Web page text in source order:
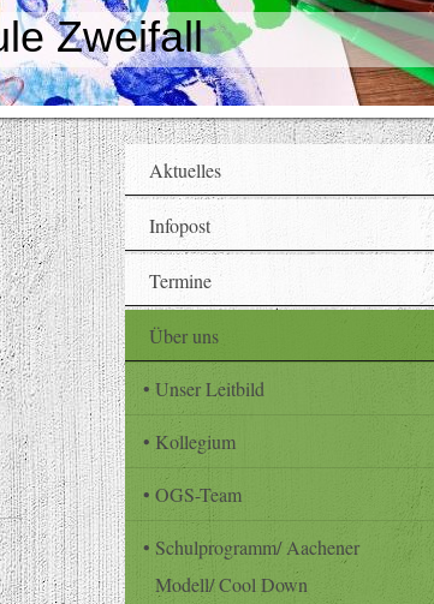
Zweifall
Aktuelles
Infopost
Termine
Über uns
Unser Leitbild
Kollegium
OGS-Team
Schulprogramm/ Aachener
Modell/ Cool Down